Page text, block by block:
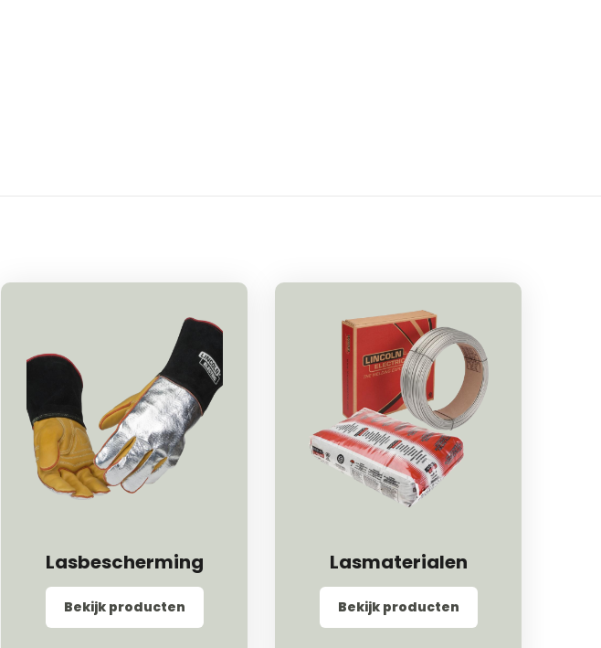
Lasbescherming
Bekijk producten
Lasmaterialen
Bekijk producten